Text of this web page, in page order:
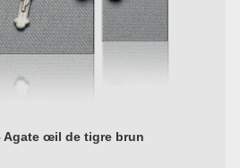
Agate œil de tigre brun